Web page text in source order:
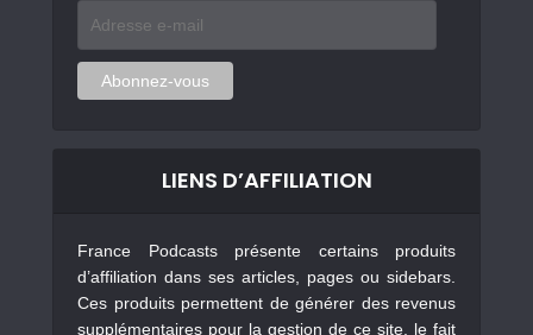
mail
Abonnez-vous
LIENS D’AFFILIATION
France Podcasts présente certains produits
d’affiliation dans ses articles, pages ou sidebars.
Ces produits permettent de générer des revenus
supplémentaires pour la gestion de ce site, le fait